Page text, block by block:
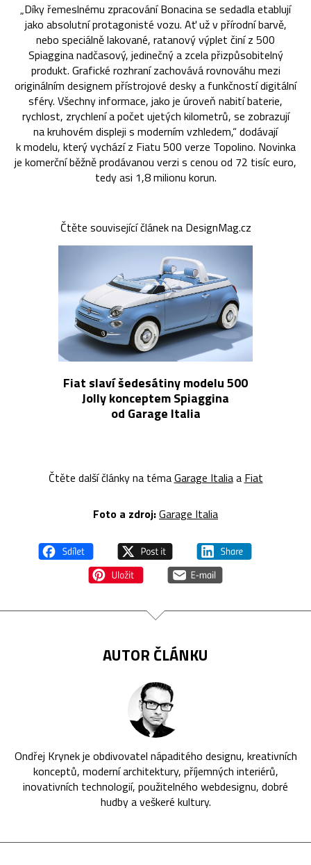
„Díky řemeslnému zpracování Bonacina se sedadla etablují
jako absolutní protagonisté vozu. Ať už v přírodní barvě,
nebo speciálně lakované, ratanový výplet činí z 500
Spiaggina nadčasový, jedinečný a zcela přizpůsobitelný
produkt. Grafické rozhraní zachovává rovnováhu mezi
originálním designem přístrojové desky a funkčností digitální
sféry. Všechny informace, jako je úroveň nabití baterie,
rychlost, zrychlení a počet ujetých kilometrů, se zobrazují
na kruhovém displeji s moderním vzhledem,“ dodávají
k modelu, který vychází z Fiatu 500 verze Topolino. Novinka
je komerční běžně prodávanou verzi s cenou od 72 tisíc euro,
tedy asi 1,8 milionu korun.
Čtěte související článek na DesignMag.cz
Fiat slaví šedesátiny modelu 500
Jolly konceptem Spiaggina
od Garage Italia
Čtěte další články na témaGarage Italiaa Fiat
Foto a zdroj:Garage Italia
AUTOR ČLÁNKU
Ondřej Krynek je obdivovatel nápaditého designu, kreativních
konceptů, moderní architektury, příjemných interiérů,
inovativních technologií, použitelného webdesignu, dobré
hudby a veškeré kultury.